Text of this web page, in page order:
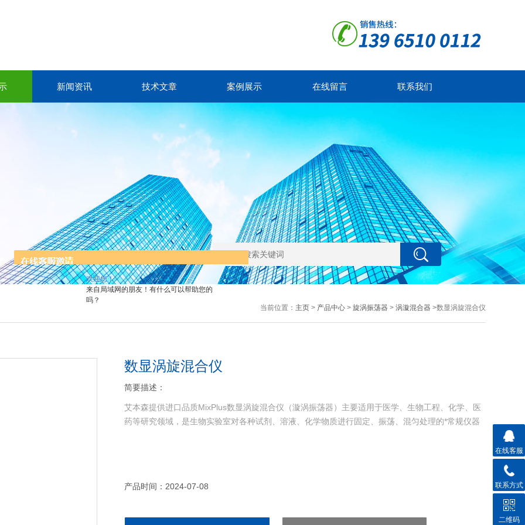
欢迎您！
来自局域网的朋友！有什么可以帮助您的
吗？
新闻资讯 技术文章 案例展示 在线留言 联系我们
当前位置： 主页> 产品中心> 旋涡振荡器 > 涡漩混合器 >数显涡旋混合仪
数显涡旋混合仪
简要描述：
艾本森提供进口品质MixPlus数显涡旋混合仪（漩涡振荡器）主要适用于医学、生物工程、化学、医
药等研究领域，是生物实验室对各种试剂、溶液、化学物质进行固定、振荡、混匀处理的*常规仪器
产品时间：2024-07-08
在线客服
联系方式
二维码